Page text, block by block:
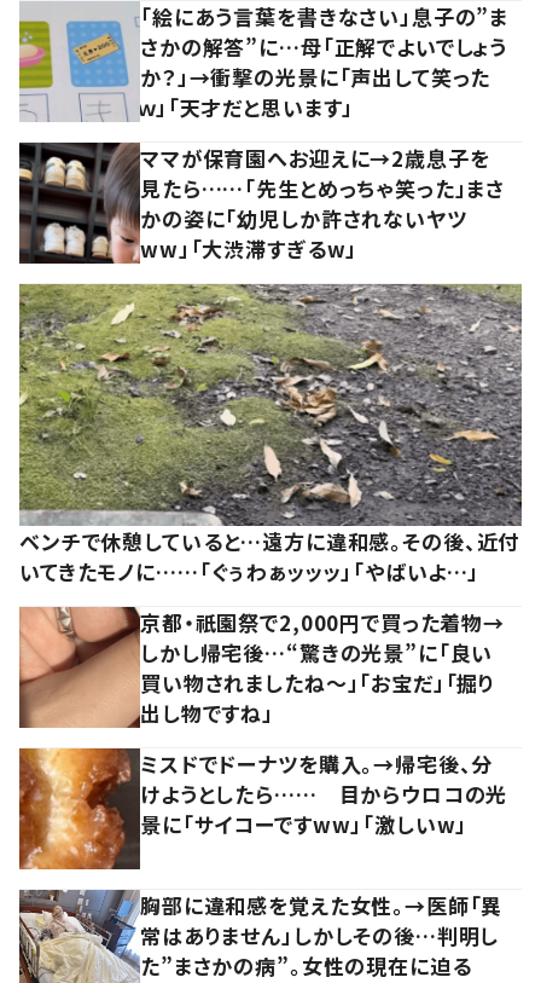
「絵にあう言葉を書きなさい」息子の”ま
さかの解答”に…母「正解でよいでしょう
か？」→衝撃の光景に「声出して笑った
ｗ」「天才だと思います」
ママが保育園へお迎えに→2歳息子を
見たら……「先生とめっちゃ笑った」まさ
かの姿に「幼児しか許されないヤツ
ww」「大渋滞すぎるw」
ベンチで休憩していると…遠方に違和感。その後、近付
いてきたモノに……「ぐぅわぁッッッ」「やばいよ…」
京都・祇園祭で2,000円で買った着物→
しかし帰宅後…“驚きの光景”に「良い
買い物されましたね～」「お宝だ」「掘り
出し物ですね」
ミスドでドーナツを購入。→帰宅後、分
けようとしたら…… 目からウロコの光
景に「サイコーですww」「激しいw」
胸部に違和感を覚えた女性。→医師「異
常はありません」しかしその後…判明し
た”まさかの病”。女性の現在に迫る